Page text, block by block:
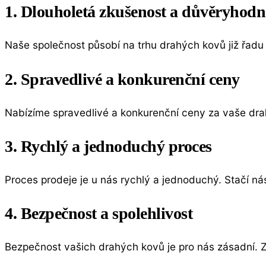
1. Dlouholetá zkušenost a
Naše společnost působí na trhu drahých kovů již
2. Spravedlivé a konkurenční ceny
Nabízíme spravedlivé a konkurenční ceny za vaše
3. Rychlý a jednoduchý proces
Proces prodeje je u nás rychlý a jednoduchý. Stačí
4. Bezpečnost a spolehlivost
Bezpečnost vašich drahých kovů je pro nás